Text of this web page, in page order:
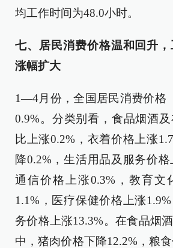
均工作时间为48.0小时。
七、居民消费价格温和回升
涨幅扩大
1—4月份，全国居民消费价格
0.9%。分类别看，食品烟酒
比上涨0.2%，衣着价格上涨
降0.2%，生活用品及服务价
通信价格上涨0.3%，教育文
1.1%，医疗保健价格上涨
务价格上涨13.3%。在食品烟
中，猪肉价格下降12.2%，粮食